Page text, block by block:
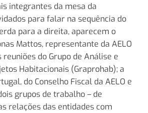
integrantes da mesa da
para falar na sequência do
para a direita, aparecem o
Mattos, representante da AELO
reuniões do Grupo de Análise e
Habitacionais (Graprohab); a
do Conselho Fiscal da AELO e
grupos de trabalho – de
relações das entidades com